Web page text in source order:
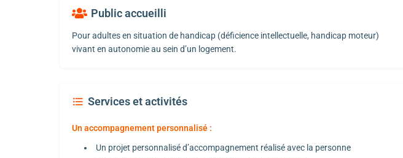
Public accueilli
Pour adultes en situation de handicap (déficience intellectuelle, handicap moteur)
vivant en autonomie au sein d’un logement.
Services et activités
Un accompagnement personnalisé :
Un projet personnalisé d’accompagnement réalisé avec la personne